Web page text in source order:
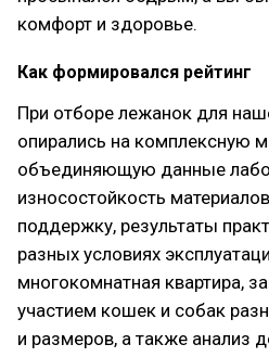
комфорт и здоровье.
Как формировался рейтинг
При отборе лежанок для
опирались на комплексную
объединяющую данные
износостойкость
поддержку, результаты
разных условиях
многокомнатная квартира,
участием кошек и собак
и размеров, а также анализ